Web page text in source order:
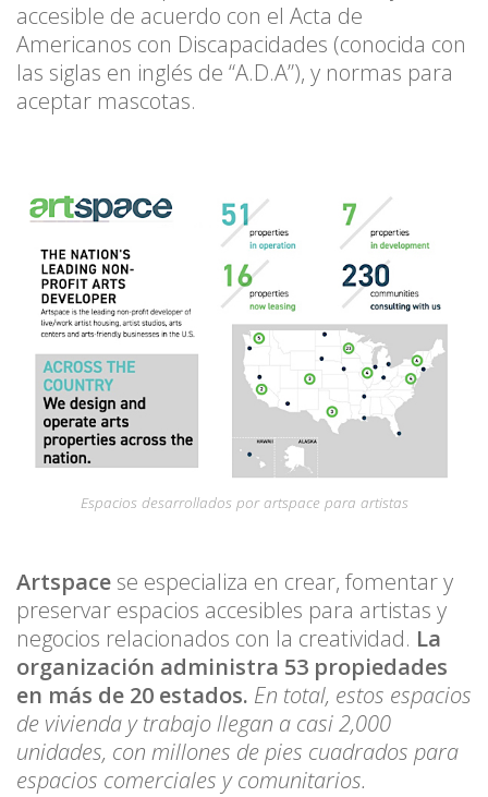
accesible de acuerdo con el Acta de
Americanos con Discapacidades (conocida con
las siglas en inglés de “A.D.A”), y normas para
aceptar mascotas.
Espacios desarrollados por artspace para artistas
Artspace se especializa en crear, fomentar y
preservar espacios accesibles para artistas y
negocios relacionados con la creatividad. La
organización administra 53 propiedades
en más de 20 estados. En total, estos espacios
de vivienda y trabajo llegan a casi 2,000
unidades, con millones de pies cuadrados para
espacios comerciales y comunitarios.